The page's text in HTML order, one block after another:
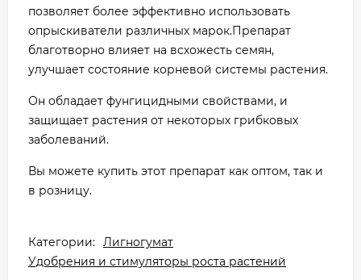
позволяет более эффективно использовать
опрыскиватели различных марок.Препарат
благотворно влияет на всхожесть семян,
улучшает состояние корневой системы растения.
Он обладает фунгицидными свойствами, и
защищает растения от некоторых грибковых
заболеваний.
Вы можете купить этот препарат как оптом, так и
в розницу.
Категории: Лигногумат
Удобрения и стимуляторы роста растений